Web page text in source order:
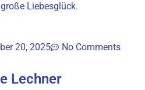
Liebesglück.
20, 2025 No Comments
Lechner